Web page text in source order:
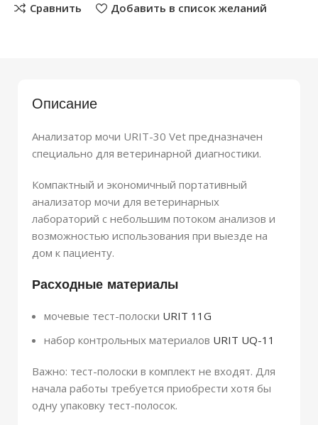
Сравнить Добавить в список желаний
Описание
Анализатор мочи URIT-30 Vet предназначен
специально для ветеринарной диагностики.
Компактный и экономичный портативный
анализатор мочи для ветеринарных
лабораторий с небольшим потоком анализов и
возможностью использования при выезде на
дом к пациенту.
Расходные материалы
мочевые тест-полоски URIT 11G
набор контрольных материалов URIT UQ-11
Важно: тест-полоски в комплект не входят. Для
начала работы требуется приобрести хотя бы
одну упаковку тест-полосок.